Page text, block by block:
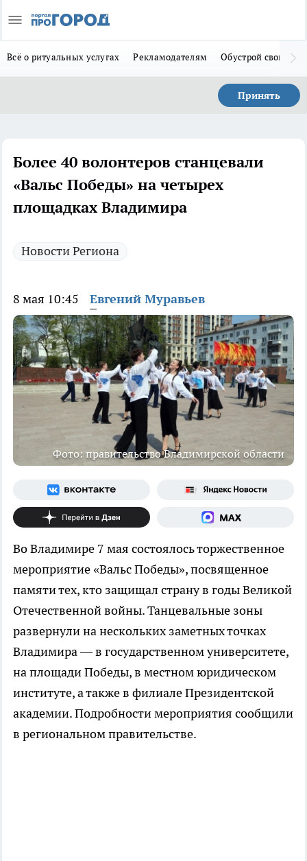
Всё о ритуальных услугах Рекламодателям Обустрой свой дом
Принять
Более 40 волонтеров станцевали
«Вальс Победы» на четырех
площадках Владимира
Новости Региона
8 мая 10:45 Евгений Муравьев
Фото: правительство Владимирской области
Во Владимире 7 мая состоялось торжественное
мероприятие «Вальс Победы», посвященное
памяти тех, кто защищал страну в годы Великой
Отечественной войны. Танцевальные зоны
развернули на нескольких заметных точках
Владимира — в государственном университете,
на площади Победы, в местном юридическом
институте, а также в филиале Президентской
академии. Подробности мероприятия сообщили
в региональном правительстве.